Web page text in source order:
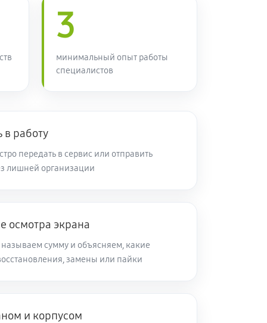
3
минимальный опыт работы
специалистов
в работу
передать в сервис или отправить
лишней организации
осмотра экрана
сумму и объясняем, какие
замены или пайки
и корпусом